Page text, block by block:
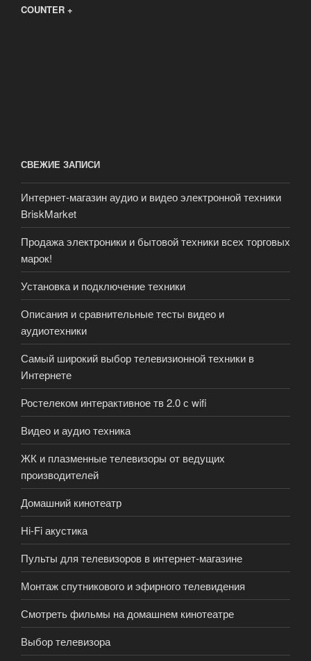
COUNTER +
СВЕЖИЕ ЗАПИСИ
Интернет-магазин аудио и видео электронной техники
BriskMarket
Продажа электроники и бытовой техники всех торговых
марок!
Установка и подключение техники
Описания и сравнительные тесты видео и
аудиотехники
Самый широкий выбор телевизионной техники в
Интернете
Ростелеком интерактивное тв 2.0 с wifi
Видео и аудио техника
ЖК и плазменные телевизоры от ведущих
производителей
Домашний кинотеатр
Hi-Fi акустика
Пульты для телевизоров в интернет-магазине
Монтаж спутникового и эфирного телевидения
Смотреть фильмы на домашнем кинотеатре
Выбор телевизора